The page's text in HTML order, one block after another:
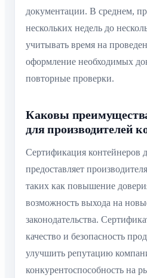
документации. В среднем,
нескольких недель до
учитывать время на
оформление необходимых
повторные проверки.
Каковы
для производителей
Сертификация контейнеров
предоставляет
таких как повышение
возможность выхода на
законодательства.
качество и безопасность
улучшить репутацию
конкурентоспособность на